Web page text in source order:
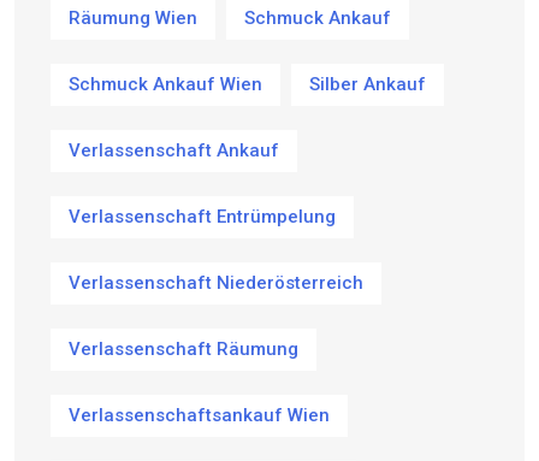
Räumung Wien Schmuck Ankauf
Schmuck Ankauf Wien Silber Ankauf
Verlassenschaft Ankauf
Verlassenschaft Entrümpelung
Verlassenschaft Niederösterreich
Verlassenschaft Räumung
Verlassenschaftsankauf Wien